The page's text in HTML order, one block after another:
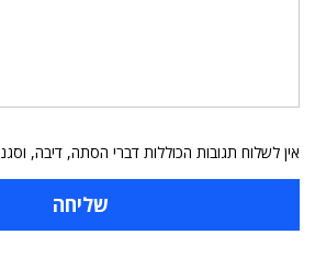
אין לשלוח תגובות הכוללות דברי הסתה, דיבה,